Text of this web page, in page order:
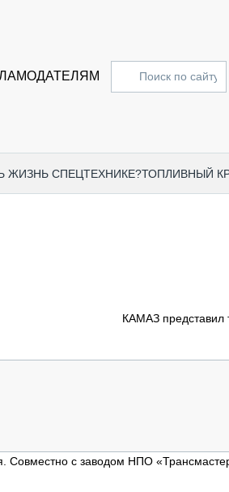
ЖИЗНЬ СПЕЦТЕХНИКЕ?ТОПЛИВНЫЙ
КАМАЗ представил
Совместно с заводом НПО